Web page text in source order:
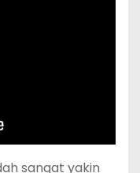
sangat yakin